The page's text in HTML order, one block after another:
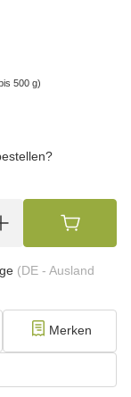
500 g)
(DE - Ausland
Merken